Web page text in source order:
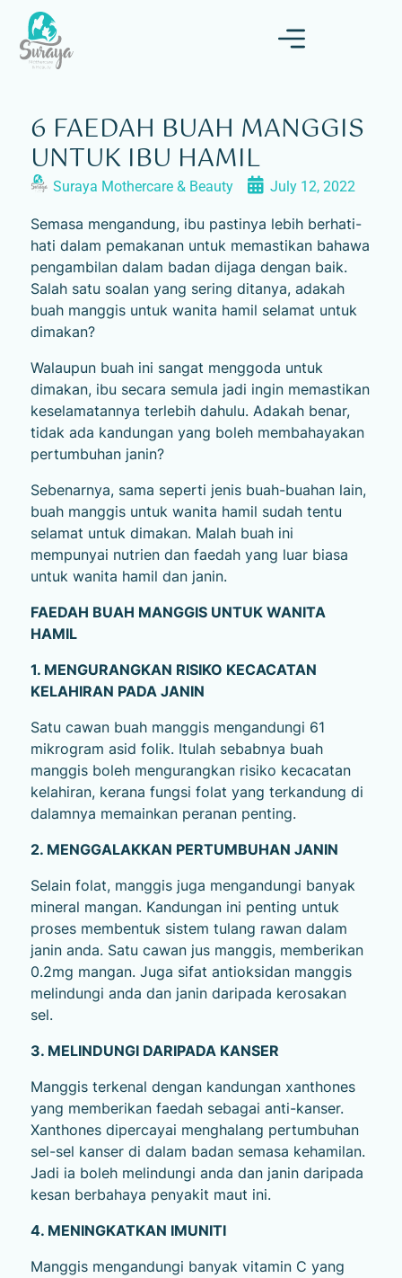
6 FAEDAH BUAH MANGGIS
UNTUK IBU HAMIL
Suraya Mothercare & Beauty July 12, 2022
Semasa mengandung, ibu pastinya lebih berhati-
hati dalam pemakanan untuk memastikan bahawa
pengambilan dalam badan dijaga dengan baik.
Salah satu soalan yang sering ditanya, adakah
buah manggis untuk wanita hamil selamat untuk
dimakan?
Walaupun buah ini sangat menggoda untuk
dimakan, ibu secara semula jadi ingin memastikan
keselamatannya terlebih dahulu. Adakah benar,
tidak ada kandungan yang boleh membahayakan
pertumbuhan janin?
Sebenarnya, sama seperti jenis buah-buahan lain,
buah manggis untuk wanita hamil sudah tentu
selamat untuk dimakan. Malah buah ini
mempunyai nutrien dan faedah yang luar biasa
untuk wanita hamil dan janin.
FAEDAH BUAH MANGGIS UNTUK WANITA
HAMIL
1. MENGURANGKAN RISIKO KECACATAN
KELAHIRAN PADA JANIN
Satu cawan buah manggis mengandungi 61
mikrogram asid folik. Itulah sebabnya buah
manggis boleh mengurangkan risiko kecacatan
kelahiran, kerana fungsi folat yang terkandung di
dalamnya memainkan peranan penting.
2. MENGGALAKKAN PERTUMBUHAN JANIN
Selain folat, manggis juga mengandungi banyak
mineral mangan. Kandungan ini penting untuk
proses membentuk sistem tulang rawan dalam
janin anda. Satu cawan jus manggis, memberikan
0.2mg mangan. Juga sifat antioksidan manggis
melindungi anda dan janin daripada kerosakan
sel.
3. MELINDUNGI DARIPADA KANSER
Manggis terkenal dengan kandungan xanthones
yang memberikan faedah sebagai anti-kanser.
Xanthones dipercayai menghalang pertumbuhan
sel-sel kanser di dalam badan semasa kehamilan.
Jadi ia boleh melindungi anda dan janin daripada
kesan berbahaya penyakit maut ini.
4. MENINGKATKAN IMUNITI
Manggis mengandungi banyak vitamin C yang